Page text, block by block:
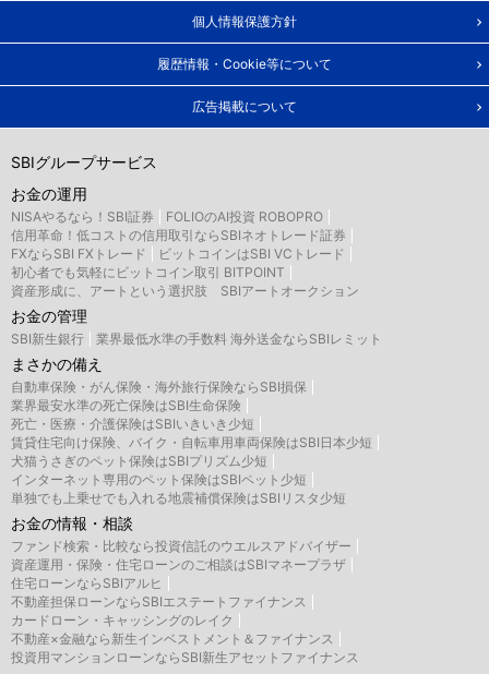
個人情報保護方針
履歴情報・Cookie等について
広告掲載について
SBIグループサービス
お金の運用
NISAやるなら！SBI証券
FOLIOのAI投資 ROBOPRO
信用革命！低コストの信用取引ならSBIネオトレード証券
FXならSBI FXトレード
ビットコインはSBI VCトレード
初心者でも気軽にビットコイン取引 BITPOINT
資産形成に、アートという選択肢 SBIアートオークション
お金の管理
SBI新生銀行 業界最低水準の手数料 海外送金ならSBIレミット
まさかの備え
自動車保険・がん保険・海外旅行保険ならSBI損保
業界最安水準の死亡保険はSBI生命保険
死亡・医療・介護保険はSBIいきいき少短
賃貸住宅向け保険、バイク・自転車用車両保険はSBI日本少短
犬猫うさぎのペット保険はSBIプリズム少短
インターネット専用のペット保険はSBIペット少短
単独でも上乗せでも入れる地震補償保険はSBIリスタ少短
お金の情報・相談
ファンド検索・比較なら投資信託のウエルスアドバイザー
資産運用・保険・住宅ローンのご相談はSBIマネープラザ
住宅ローンならSBIアルヒ
不動産担保ローンならSBIエステートファイナンス
カードローン・キャッシングのレイク
不動産×金融なら新生インベストメント＆ファイナンス
投資用マンションローンならSBI新生アセットファイナンス